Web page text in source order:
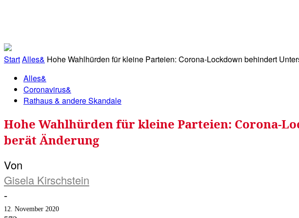
StartAlles& Hohe Wahlhürden für kleine Parteien: Corona-Lockdown behindert
Alles&
Coronavirus&
Rathaus & andere Skandale
Hohe Wahlhürden für kleine Parteien: Corona-
berät Änderung
Von
Gisela Kirschstein
-
12. November 2020